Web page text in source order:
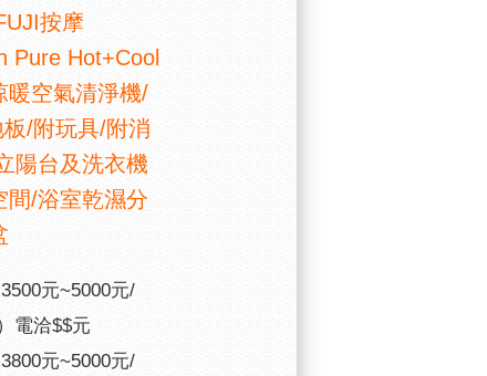
按摩
Pure Hot+Cool
暖空氣清淨機/
/附玩具/附消
陽台及洗衣機
間/浴室乾濕分
元~5000元/
電洽$$元
元~5000元/